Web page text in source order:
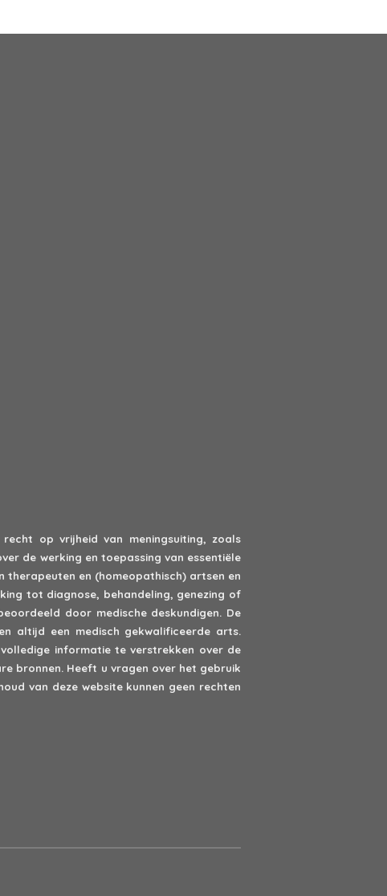
op vrijheid van meningsuiting, zoals
de werking en toepassing van essentiële
en (homeopathisch) artsen en
tot diagnose, behandeling, genezing of
door medische deskundigen. De
altijd een medisch gekwalificeerde arts.
informatie te verstrekken over de
bronnen. Heeft u vragen over het gebruik
van deze website kunnen geen rechten